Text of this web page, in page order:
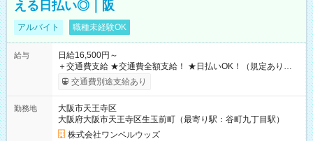
える日払い◎｜阪
アルバイト 職種未経験OK
給与
日給16,500円～
＋交通費支給 ★交通費全額支給！ ★日払いOK！（規定あり） ┗
働いたその日に現金GET♪ お仕事後はコンビニATMから 日払
交通費別途支給あり
勤務地
大阪市天王寺区
大阪府大阪市天王寺区生玉前町（最寄り駅：谷町九丁目駅）
株式会社ワンベルウッズ